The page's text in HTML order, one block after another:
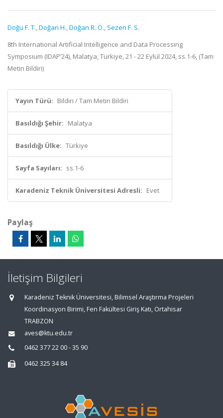
Doğu F. T.,Doğan H.,Doğan R. Ö., Sezen F. S.
8th International Artificial Intelligence and Data Processing
Symposium (IDAP’24), Malatya, Türkiye, 21 - 22 Eylül 2024, ss.1-6, (Tam
Metin Bildiri)
Yayın Türü: Bildiri / Tam Metin Bildiri
Basıldığı Şehir: Malatya
Basıldığı Ülke: Türkiye
Sayfa Sayıları: ss.1-6
Karadeniz Teknik Üniversitesi Adresli: Evet
Paylaş
İletişim Bilgileri
Karadeniz Teknik Üniversitesi, Bilimsel Araştırma Projeleri
Koordinasyon Birimi, Fen Fakültesi Giriş Katı, Ortahisar
TRABZON
aves@ktu.edu.tr
0462 377 22 00 - 35 90
0462 325 34 84